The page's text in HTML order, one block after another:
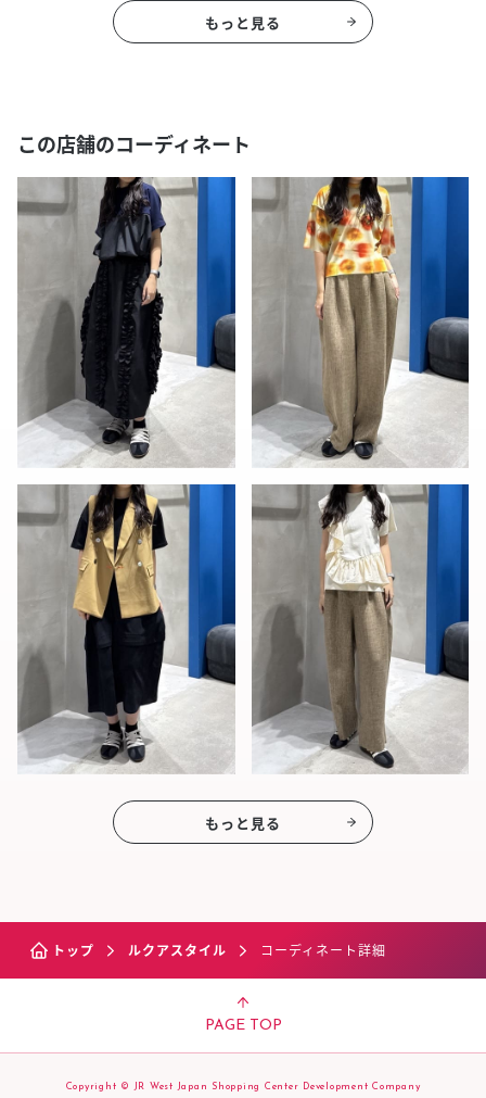
もっと見る
この店舗のコーディネート
もっと見る
トップ ルクアスタイル コーディネート詳細
PAGE TOP
Copyright © JR West Japan Shopping Center Development Company